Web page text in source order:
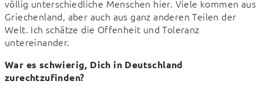
völlig unterschiedliche Menschen hier. Viele kommen aus
Griechenland, aber auch aus ganz anderen Teilen der
Welt. Ich schätze die Offenheit und Toleranz
untereinander.
War es schwierig, Dich in Deutschland
zurechtzufinden?